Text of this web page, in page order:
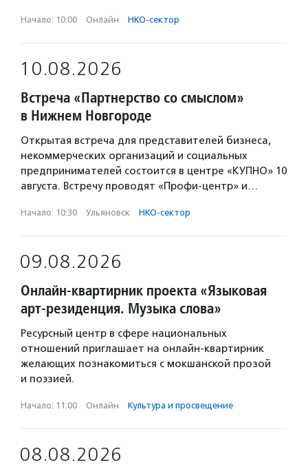
Начало: 10:00 · Онлайн · НКО-сектор
10.08.2026
Встреча «Партнерство со смыслом»
в Нижнем Новгороде
Открытая встреча для представителей бизнеса,
некоммерческих организаций и социальных
предпринимателей состоится в центре «КУПНО» 10
августа. Встречу проводят «Профи-центр» и…
Начало: 10:30 · Ульяновск · НКО-сектор
09.08.2026
Онлайн-квартирник проекта «Языковая
арт-резиденция. Музыка слова»
Ресурсный центр в сфере национальных
отношений приглашает на онлайн-квартирник
желающих познакомиться с мокшанской прозой
и поэзией.
Начало: 11:00 · Онлайн · Культура и просвещение
08.08.2026